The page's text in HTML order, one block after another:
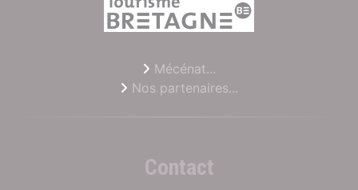
Mécénat...
Nos partenaires...
Contact